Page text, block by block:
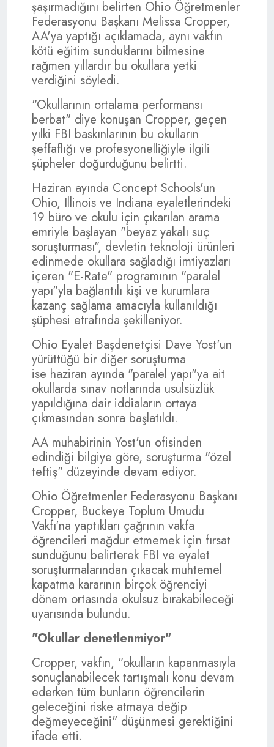
şaşırmadığını belirten Ohio Öğretmenler
Federasyonu Başkanı Melissa Cropper,
AA'ya yaptığı açıklamada, aynı vakfın
kötü eğitim sunduklarını bilmesine
rağmen yıllardır bu okullara yetki
verdiğini söyledi.
"Okullarının ortalama performansı
berbat" diye konuşan Cropper, geçen
yılki FBI baskınlarının bu okulların
şeffaflığı ve profesyonelliğiyle ilgili
şüpheler doğurduğunu belirtti.
Haziran ayında Concept Schools'un
Ohio, Illinois ve Indiana eyaletlerindeki
19 büro ve okulu için çıkarılan arama
emriyle başlayan "beyaz yakalı suç
soruşturması", devletin teknoloji ürünleri
edinmede okullara sağladığı imtiyazları
içeren "E-Rate" programının "paralel
yapı"yla bağlantılı kişi ve kurumlara
kazanç sağlama amacıyla kullanıldığı
şüphesi etrafında şekilleniyor.
Ohio Eyalet Başdenetçisi Dave Yost'un
yürüttüğü bir diğer soruşturma
ise haziran ayında "paralel yapı"ya ait
okullarda sınav notlarında usulsüzlük
yapıldığına dair iddiaların ortaya
çıkmasından sonra başlatıldı.
AA muhabirinin Yost'un ofisinden
edindiği bilgiye göre, soruşturma "özel
teftiş" düzeyinde devam ediyor.
Ohio Öğretmenler Federasyonu Başkanı
Cropper, Buckeye Toplum Umudu
Vakfı'na yaptıkları çağrının vakfa
öğrencileri mağdur etmemek için fırsat
sunduğunu belirterek FBI ve eyalet
soruşturmalarından çıkacak muhtemel
kapatma kararının birçok öğrenciyi
dönem ortasında okulsuz bırakabileceği
uyarısında bulundu.
"Okullar denetlenmiyor"
Cropper, vakfın, "okulların kapanmasıyla
sonuçlanabilecek tartışmalı konu devam
ederken tüm bunların öğrencilerin
geleceğini riske atmaya değip
değmeyeceğini" düşünmesi gerektiğini
ifade etti.